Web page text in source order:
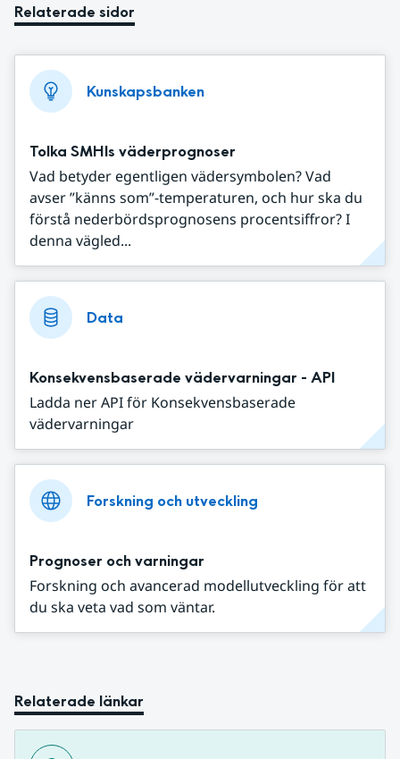
Relaterade sidor
Kunskapsbanken
Tolka SMHIs väderprognoser
Vad betyder egentligen vädersymbolen? Vad
avser ”känns som”-temperaturen, och hur ska du
förstå nederbördsprognosens procentsiffror? I
denna vägled...
Data
Konsekvensbaserade vädervarningar - API
Ladda ner API för Konsekvensbaserade
vädervarningar
Forskning och utveckling
Prognoser och varningar
Forskning och avancerad modellutveckling för att
du ska veta vad som väntar.
Relaterade länkar